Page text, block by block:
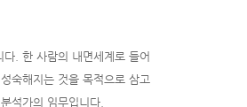
. 한 사람의 내면세계로 들어
숙해지는 것을 목적으로 삼고
석가의 임무입니다.